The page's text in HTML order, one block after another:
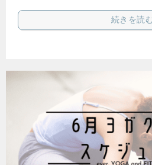
続きを読